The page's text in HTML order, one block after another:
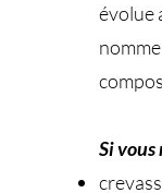
évolue
Si